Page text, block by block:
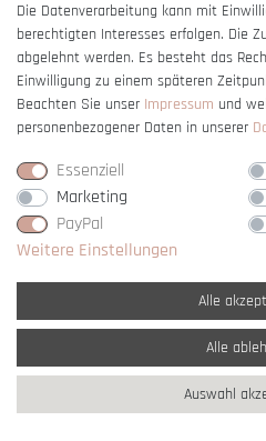
Vertrag
* Alle Preise verstehen sich inkl.
** Nur innerhalb Deutschlands©
Rechte vorbehalten /
Die Datenverarbeitung kann mit
berechtigten Interesses erfolgen. Die
abgelehnt werden. Es besteht das
Einwilligung zu einem späteren
Beachten Sie unser Impressum und
personenbezogener Daten in unserer
Essenziell
Marketing
PayPal
Weitere Einstellungen
Alle
Alle
Auswahl